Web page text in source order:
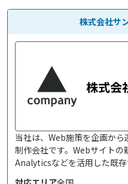
株式会社サ
当社は、Web施策を企画か
制作会社です。Webサイト
Analyticsなどを活用した既